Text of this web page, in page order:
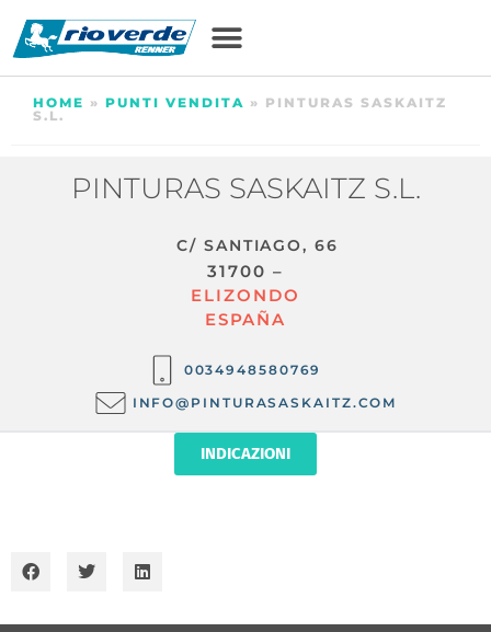
HOME » PUNTI VENDITA » PINTURAS SASKAITZ
S.L.
PINTURAS SASKAITZ S.L.
C/ SANTIAGO, 66
31700 –
ELIZONDO
ESPAÑA
0034948580769
INFO@PINTURASASKAITZ.COM
INDICAZIONI